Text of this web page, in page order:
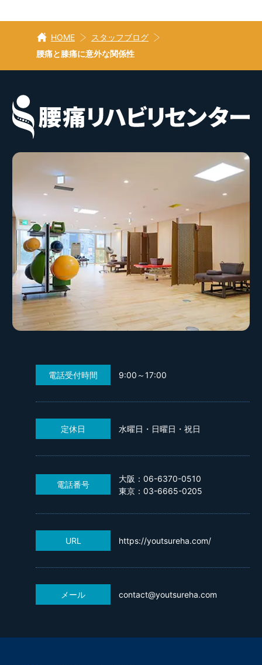
HOME
スタッフブログ
腰痛と膝痛に意外な関係性
電話受付時間 9:00～17:00
定休日 水曜日・日曜日・祝日
電話番号
大阪：06-6370-0510
東京：03-6665-0205
URL https://youtsureha.com/
メール contact@youtsureha.com